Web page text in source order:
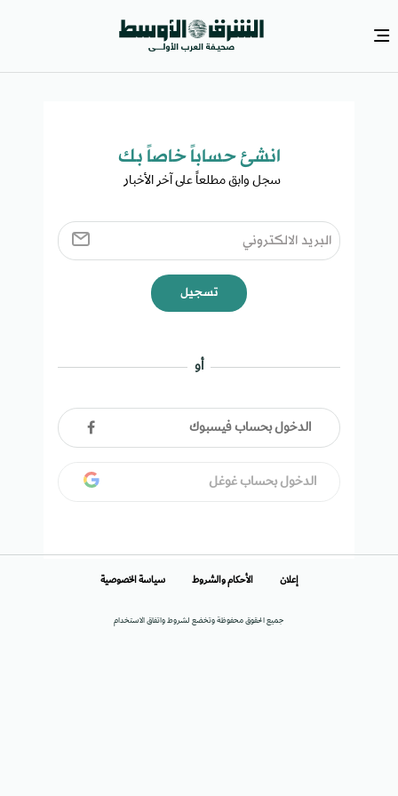
انشئ حساباً خاصاً بك​
سجل وابق مطلعاً على آخر الأخبار ​
تسجيل
أو
الدخول بحساب فيسبوك
الدخول بحساب غوغل
جميع الحقوق محفوظة وتخضع لشروط واتفاق الاستخدام
إعلان الأحكام والشروط سياسة الخصوصية